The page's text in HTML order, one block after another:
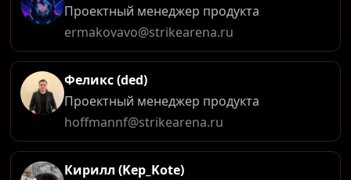
Проектный менеджер продукта
ermakovavo@strikearena.ru
Феликс (ded)
Проектный менеджер продукта
hoffmannf@strikearena.ru
Кирилл (Kep_Kote)